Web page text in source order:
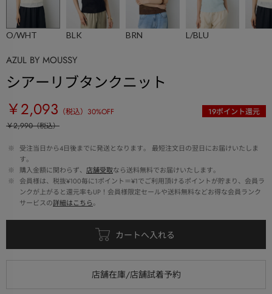
O/WHT BLK BRN L/BLU
AZUL BY MOUSSY
シアーリブタンクニット
￥2,093 （税込） 30%OFF 19ポイント還元
￥2,990（税込）
※
受注当日から4日後までに発送となります。 最短注文日の翌日にお届けいたしま
す。
※
購入金額に関わらず、 店舗受取なら送料無料でお届けいたします。
※
会員様は、税抜¥100毎に1ポイント＝¥1でご利用頂けるポイントが貯まり、会員ラ
ンクが上がると還元率もUP！会員様限定セールや送料無料などお得な会員ランク
サービスの詳細はこちら。